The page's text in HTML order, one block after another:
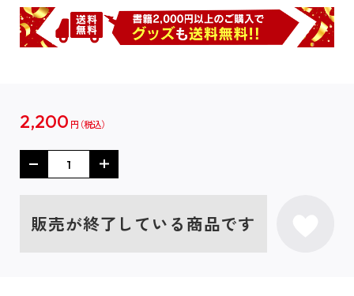
2,200 円
販売が終了している商品です